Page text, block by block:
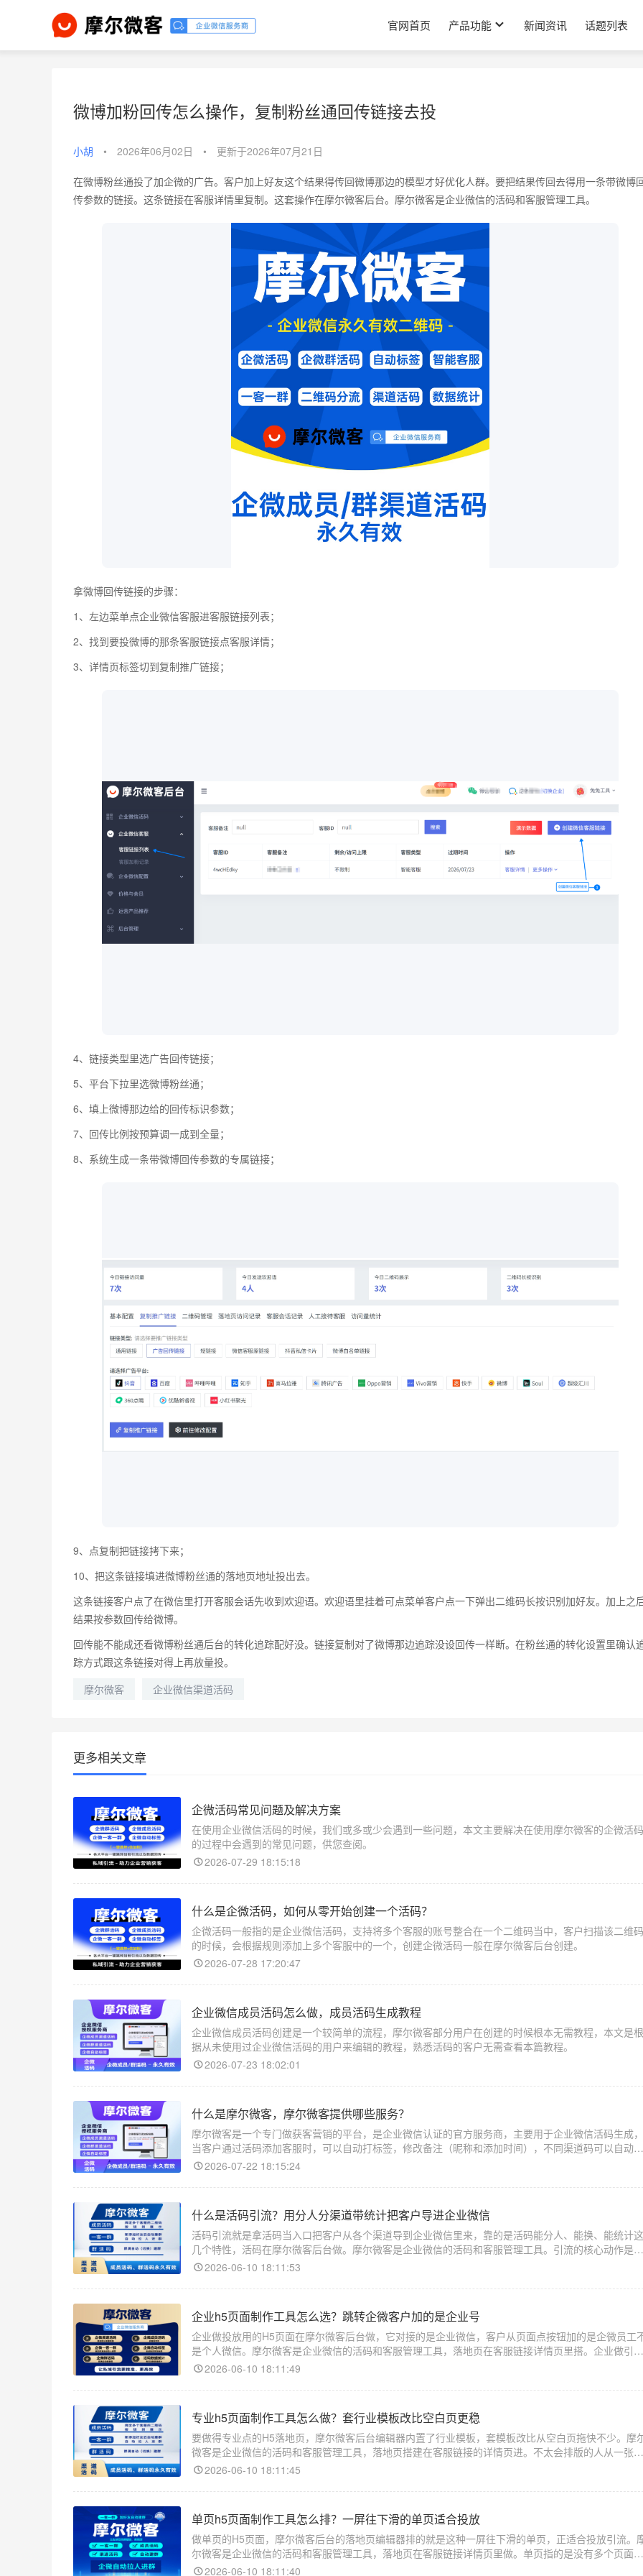
官网首页 产品功能 新闻资讯 话题列表
微博加粉回传怎么操作，复制粉丝通回传链接去投
小胡 • 2026年06月02日 • 更新于2026年07月21日
在微博粉丝通投了加企微的广告。客户加上好友这个结果得传回微博那边的模型才好优化人群。要把结果传回去得用一条带微博
传参数的链接。这条链接在客服详情里复制。这套操作在摩尔微客后台。摩尔微客是企业微信的活码和客服管理工具。
拿微博回传链接的步骤：
1、左边菜单点企业微信客服进客服链接列表；
2、找到要投微博的那条客服链接点客服详情；
3、详情页标签切到复制推广链接；
4、链接类型里选广告回传链接；
5、平台下拉里选微博粉丝通；
6、填上微博那边给的回传标识参数；
7、回传比例按预算调一成到全量；
8、系统生成一条带微博回传参数的专属链接；
9、点复制把链接拷下来；
10、把这条链接填进微博粉丝通的落地页地址投出去。
这条链接客户点了在微信里打开客服会话先收到欢迎语。欢迎语里挂着可点菜单客户点一下弹出二维码长按识别加好友。加上之
结果按参数回传给微博。
回传能不能成还看微博粉丝通后台的转化追踪配好没。链接复制对了微博那边追踪没设回传一样断。在粉丝通的转化设置里确认
踪方式跟这条链接对得上再放量投。
摩尔微客
企业微信渠道活码
更多相关文章
企微活码常见问题及解决方案
在使用企业微信活码的时候，我们或多或少会遇到一些问题，本文主要解决在使用摩尔微客的企微活码
的过程中会遇到的常见问题，供您查阅。
2026-07-29 18:15:18
什么是企微活码，如何从零开始创建一个活码？
企微活码一般指的是企业微信活码，支持将多个客服的账号整合在一个二维码当中，客户扫描该二维码
的时候，会根据规则添加上多个客服中的一个，创建企微活码一般在摩尔微客后台创建。
2026-07-28 17:20:47
企业微信成员活码怎么做，成员活码生成教程
企业微信成员活码创建是一个较简单的流程，摩尔微客部分用户在创建的时候根本无需教程，本文是根
据从未使用过企业微信活码的用户来编辑的教程，熟悉活码的客户无需查看本篇教程。
2026-07-23 18:02:01
什么是摩尔微客，摩尔微客提供哪些服务？
摩尔微客是一个专门做获客营销的平台，是企业微信认证的官方服务商，主要用于企业微信活码生成，
当客户通过活码添加客服时，可以自动打标签，修改备注（昵称和添加时间），不同渠道码可以自动发
送不同的欢迎语等等。
2026-07-22 18:15:24
什么是活码引流？用分人分渠道带统计把客户导进企业微信
活码引流就是拿活码当入口把客户从各个渠道导到企业微信里来，靠的是活码能分人、能换、能统计这
几个特性，活码在摩尔微客后台做。摩尔微客是企业微信的活码和客服管理工具。引流的核心动作是让
看到广告或者物料的人扫码加上微信。用普通固定码引流，量一大全
2026-06-10 18:11:53
企业h5页面制作工具怎么选？跳转企微客户加的是企业号
企业做投放用的H5页面在摩尔微客后台做，它对接的是企业微信，客户从页面点按钮加的是企微员工
是个人微信。摩尔微客是企业微信的活码和客服管理工具，落地页在客服链接详情页里搭。企业做引流
和个人不一样的地方在于客户加到哪。加个人微信号容易满五千，
2026-06-10 18:11:49
专业h5页面制作工具怎么做？套行业模板改比空白页更稳
要做得专业点的H5落地页，摩尔微客后台编辑器内置了行业模板，套模板改比从空白页拖快不少。摩
微客是企业微信的活码和客服管理工具，落地页搭建在客服链接的详情页进。不太会排版的人从一张白
画布开始做，往往做出来的页面元素乱、留白怪、按钮位置别扭，
2026-06-10 18:11:45
单页h5页面制作工具怎么排？一屏往下滑的单页适合投放
做单页的H5页面，摩尔微客后台的落地页编辑器排的就是这种一屏往下滑的单页，正适合投放引流。
尔微客是企业微信的活码和客服管理工具，落地页在客服链接详情页里做。单页指的是没有多个页面来
回跳，客户进来就是一个长页面从上往下看完。投广告的落地页基
2026-06-10 18:11:40